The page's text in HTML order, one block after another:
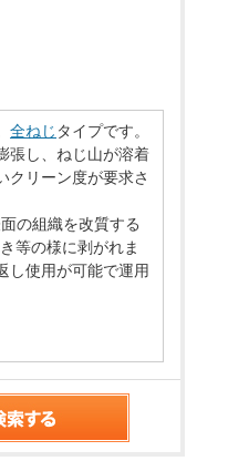
全ねじ タイプです。
張し、ねじ山が溶着
クリーン度が要求さ
の組織を改質する
等の様に剥がれま
し使用が可能で運用